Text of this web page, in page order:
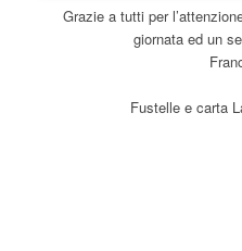
Grazie a tutti per
giornata ed un
Fustelle e carta